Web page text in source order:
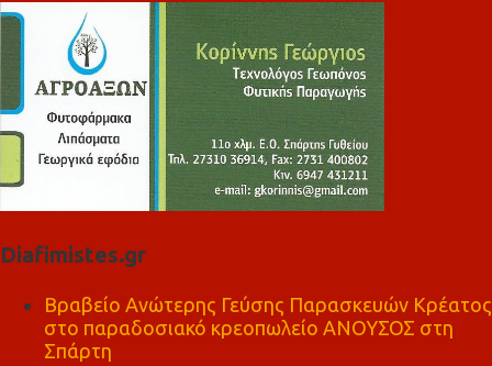
Diafimistes.gr
Βραβείο Ανώτερης Γεύσης Παρασκευών Κρέατος
στο παραδοσιακό κρεοπωλείο ΑΝΟΥΣΟΣ στη
Σπάρτη